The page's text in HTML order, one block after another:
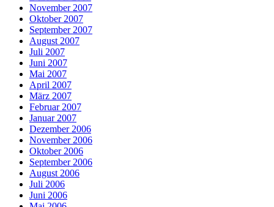
November 2007
Oktober 2007
September 2007
August 2007
Juli 2007
Juni 2007
Mai 2007
April 2007
März 2007
Februar 2007
Januar 2007
Dezember 2006
November 2006
Oktober 2006
September 2006
August 2006
Juli 2006
Juni 2006